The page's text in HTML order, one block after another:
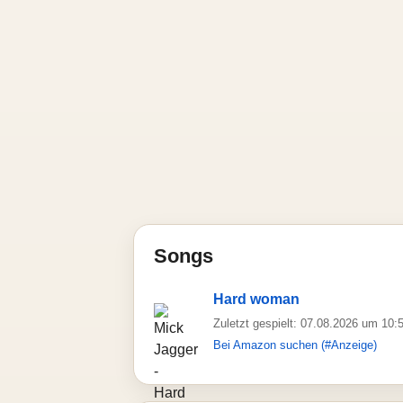
Songs
Hard woman
Zuletzt gespielt: 07.08.2026 um
Bei Amazon suchen (#Anzeige)